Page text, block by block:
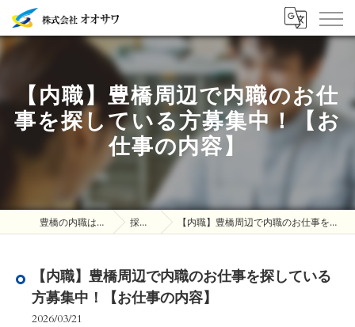
【内職】豊橋周辺で内職のお仕
事を探している方募集中！【お
仕事の内容】
豊橋の内職は株式会社オオサワ 採用ブログ 【内職】豊橋周辺で内職のお仕事を探している方募集中！【お仕事の内容】
【内職】豊橋周辺で内職のお仕事を探している
方募集中！【お仕事の内容】
2026/03/21